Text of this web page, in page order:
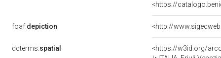
<https://
foaf:depiction
dcterms:spatial
<https://w3id.org/